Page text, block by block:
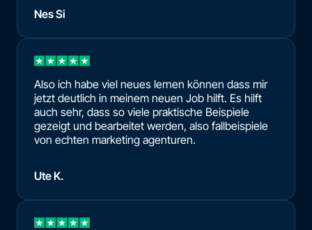
Nes Si
Also ich habe viel neues lernen können dass mir
jetzt deutlich in meinem neuen Job hilft. Es hilft
auch sehr, dass so viele praktische Beispiele
gezeigt und bearbeitet werden, also fallbeispiele
von echten marketing agenturen.
Ute K.